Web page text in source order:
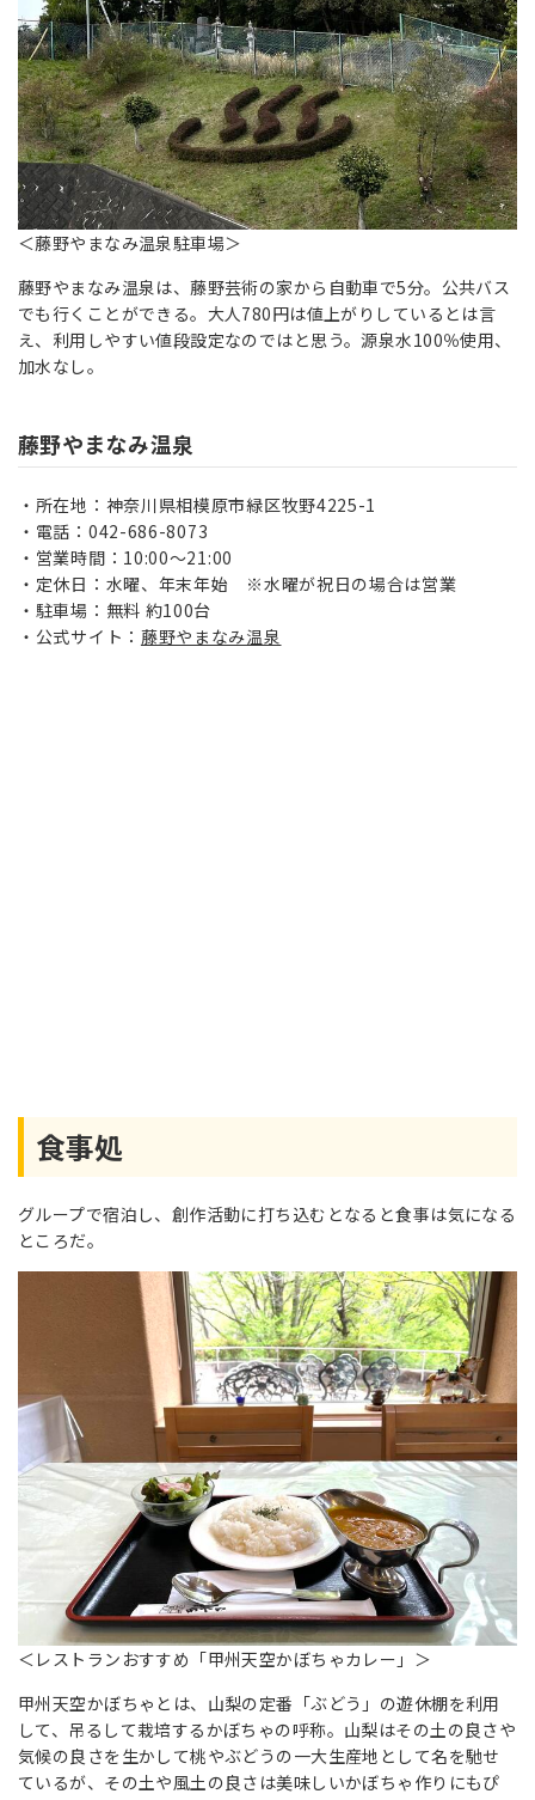
＜藤野やまなみ温泉駐車場＞
藤野やまなみ温泉は、藤野芸術の家から自動車で5分。公共バス
でも行くことができる。大人780円は値上がりしているとは言
え、利用しやすい値段設定なのではと思う。源泉水100％使用、
加水なし。
藤野やまなみ温泉
所在地：神奈川県相模原市緑区牧野4225-1
電話：042-686-8073
営業時間：10:00～21:00
定休日：水曜、年末年始 ※水曜が祝日の場合は営業
駐車場：無料 約100台
公式サイト： 藤野やまなみ温泉
食事処
グループで宿泊し、創作活動に打ち込むとなると食事は気になる
ところだ。
＜レストランおすすめ「甲州天空かぼちゃカレー」＞
甲州天空かぼちゃとは、山梨の定番「ぶどう」の遊休棚を利用
して、吊るして栽培するかぼちゃの呼称。山梨はその土の良さや
気候の良さを生かして桃やぶどうの一大生産地として名を馳せ
ているが、その土や風土の良さは美味しいかぼちゃ作りにもぴ